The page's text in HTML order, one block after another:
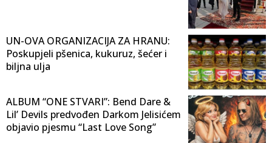
UN-OVA ORGANIZACIJA ZA HRANU:
Poskupjeli pšenica, kukuruz, šećer i
biljna ulja
ALBUM “ONE STVARI”: Bend Dare &
Lil’ Devils predvođen Darkom Jelisićem
objavio pjesmu “Last Love Song”